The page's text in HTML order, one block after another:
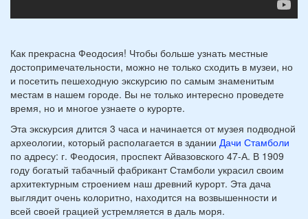
Как прекрасна Феодосия! Чтобы больше узнать местные
достопримечательности, можно не только сходить в музеи, но
и посетить пешеходную экскурсию по самым знаменитым
местам в нашем городе. Вы не только интересно проведете
время, но и многое узнаете о курорте.
Эта экскурсия длится 3 часа и начинается от музея подводной
археологии, который располагается в здании Дачи Стамболи
по адресу: г. Феодосия, проспект Айвазовского 47-А. В 1909
году богатый табачный фабрикант Стамболи украсил своим
архитектурным строением наш древний курорт. Эта дача
выглядит очень колоритно, находится на возвышенности и
всей своей грацией устремляется в даль моря.